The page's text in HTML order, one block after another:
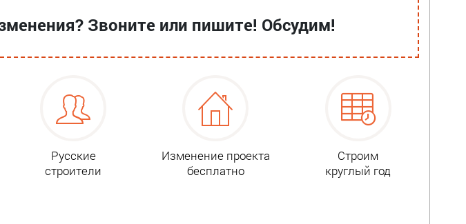
Звоните или пишите! Обсудим!
Русские
строители
Изменение проекта
бесплатно
Строим
круглый год